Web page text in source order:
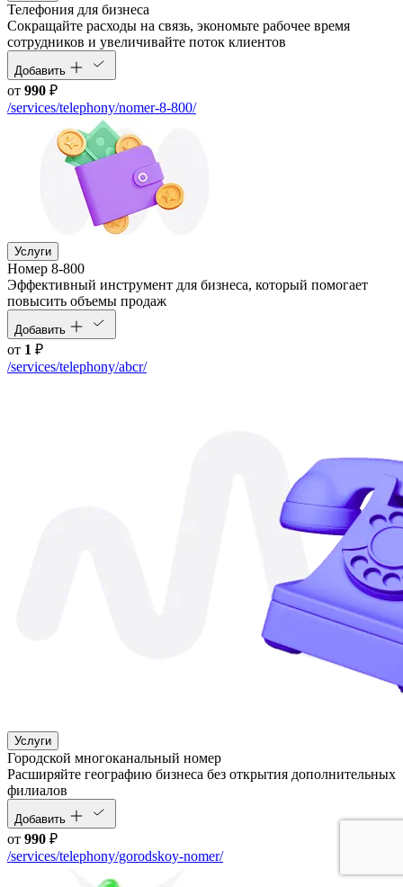
Телефония для бизнеса
Cокращайте расходы на связь, экономьте рабочее время
сотрудников и увеличивайте поток клиентов
Добавить
от 990 ₽
/services/telephony/nomer-8-800/
Услуги
Номер 8-800
Эффективный инструмент для бизнеса, который помогает
повысить объемы продаж
Добавить
от 1 ₽
/services/telephony/abcr/
Услуги
Городской многоканальный номер
Расширяйте географию бизнеса без открытия дополнительных
филиалов
Добавить
от 990 ₽
/services/telephony/gorodskoy-nomer/